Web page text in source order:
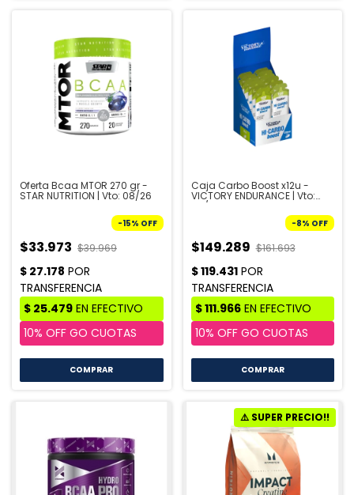
Oferta Bcaa MTOR 270 gr -
STAR NUTRITION | Vto: 08/26
-15% OFF
$33.973 $39.969
COMPRAR
Caja Carbo Boost x12u -
VICTORY ENDURANCE | Vto:
08/26
-8% OFF
$149.289 $161.693
COMPRAR